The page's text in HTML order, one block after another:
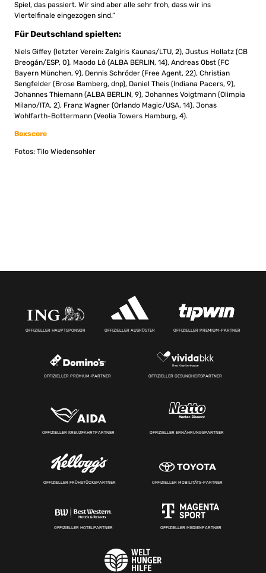
Spiel, das passiert. Wir sind aber alle sehr froh, dass wir ins
Viertelfinale eingezogen sind.“
Für Deutschland spielten:
Niels Giffey (letzter Verein: Zalgiris Kaunas/LTU, 2), Justus Hollatz (CB
Breogán/ESP, 0), Maodo Lô (ALBA BERLIN, 14), Andreas Obst (FC
Bayern München, 9), Dennis Schröder (Free Agent, 22), Christian
Sengfelder (Brose Bamberg, dnp), Daniel Theis (Indiana Pacers, 9),
Johannes Thiemann (ALBA BERLIN, 9), Johannes Voigtmann (Olimpia
Milano/ITA, 2), Franz Wagner (Orlando Magic/USA, 14), Jonas
Wohlfarth-Bottermann (Veolia Towers Hamburg, 4).
Boxscore
Fotos: Tilo Wiedensohler
OFFIZIELLER HAUPTSPONSOR OFFIZIELLER AUSRÜSTER OFFIZIELLER PREMIUM-PARTNER
OFFIZIELLER PREMIUM-PARTNER OFFIZIELLER GESUNDHEITSPARTNER
OFFIZIELLER KREUZFAHRTPARTNER OFFIZIELLER ERNÄHRUNGSPARTNER
OFFIZIELLER FRÜHSTÜCKSPARTNER OFFIZIELLER MOBILITÄTS-PARTNER
OFFIZIELLER HOTELPARTNER OFFIZIELLER MEDIENPARTNER